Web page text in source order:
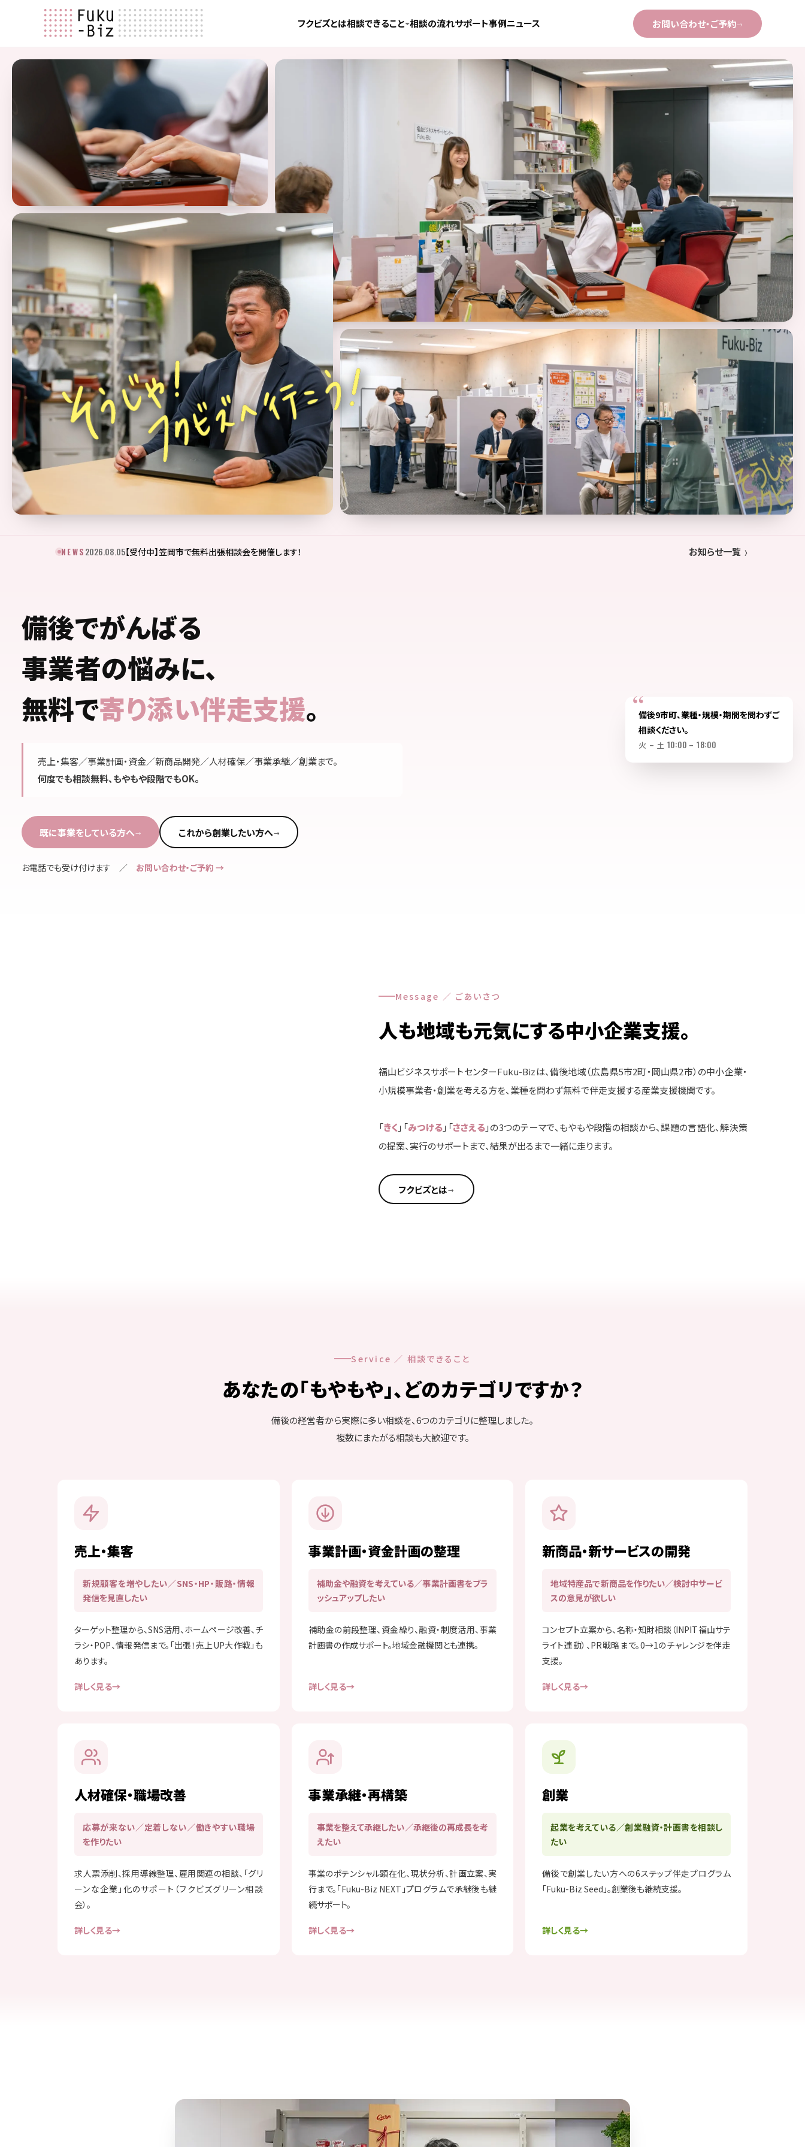
フクビズとは相談できること 相談の流れサポート事例ニュース お問い合わせ・ご予約→
NEWS 2026.08.05【受付中】笠岡市で無料出張相談会を開催します！ お知らせ一覧
備後でがんばる
事業者の悩みに、
無料で寄り添い伴走支援。
売上・集客／事業計画・資金／新商品開発／人材確保／事業承継／創業まで。
何度でも相談無料、もやもや段階でもOK。
既に事業をしている方へ→ これから創業したい方へ→
お電話でも受け付けます ／ お問い合わせ・ご予約 →
備後9市町、業種・規模・期間を問わずご
相談ください。
火 – 土 10:00 – 18:00
Message ／ ごあいさつ
人も地域も元気にする中小企業支援。
福山ビジネスサポートセンターFuku-Bizは、備後地域（広島県5市2町・岡山県2市）の中小企業・
小規模事業者・創業を考える方を、業種を問わず無料で伴走支援する産業支援機関です。
「きく 」「みつける」「ささえる」の3つのテーマで、もやもや段階の相談から、課題の言語化、解決策
の提案、実行のサポートまで、結果が出るまで一緒に走ります。
フクビズとは→
Service ／ 相談できること
あなたの「もやもや」、どのカテゴリですか？
備後の経営者から実際に多い相談を、6つのカテゴリに整理しました。
複数にまたがる相談も大歓迎です。
売上・集客
新規顧客を増やしたい／SNS・HP・販路・情報
発信を見直したい
ターゲット整理から、SNS活用、ホームページ改善、チ
ラシ・POP、情報発信まで。「出張！売上UP大作戦」も
あります。
詳しく見る
事業計画・資金計画の整理
補助金や融資を考えている／事業計画書をブラ
ッシュアップしたい
補助金の前段整理、資金繰り、融資・制度活用、事業
計画書の作成サポート。地域金融機関とも連携。
詳しく見る
新商品・新サービスの開発
地域特産品で新商品を作りたい／検討中サービ
スの意見が欲しい
コンセプト立案から、名称・知財相談（INPIT福山サテ
ライト連動）、PR戦略まで。0→1のチャレンジを伴走
支援。
詳しく見る
人材確保・職場改善
応募が来ない／定着しない／働きやすい職場
を作りたい
求人票添削、採用導線整理、雇用関連の相談、「グリ
ーンな企業」化のサポート（フクビズグリーン相談
会）。
詳しく見る
事業承継・再構築
事業を整えて承継したい／承継後の再成長を考
えたい
事業のポテンシャル顕在化、現状分析、計画立案、実
行まで。「Fuku-Biz NEXT」プログラムで承継後も継
続サポート。
詳しく見る
創業
起業を考えている／創業融資・計画書を相談し
たい
備後で創業したい方への6ステップ伴走プログラム
「Fuku-Biz Seed」。創業後も継続支援。
詳しく見る